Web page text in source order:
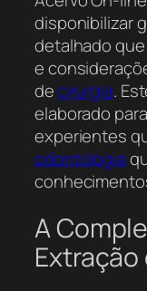
disponibilizar
detalhado
e
decirurgia.
elaborado
experientes
odontologia
A